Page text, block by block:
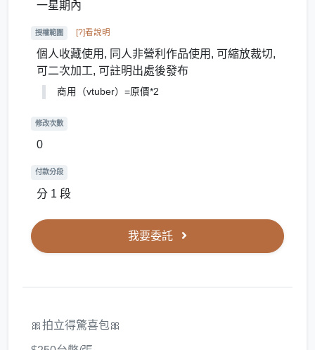
一星期內
授權範圍 [?]看說明
個人收藏使用, 同人非營利作品使用, 可縮放裁切,
可二次加工, 可註明出處後發布
商用（vtuber）=原價*2
修改次數
0
付款分段
分 1 段
我要委託
🎀拍立得驚喜包🎀